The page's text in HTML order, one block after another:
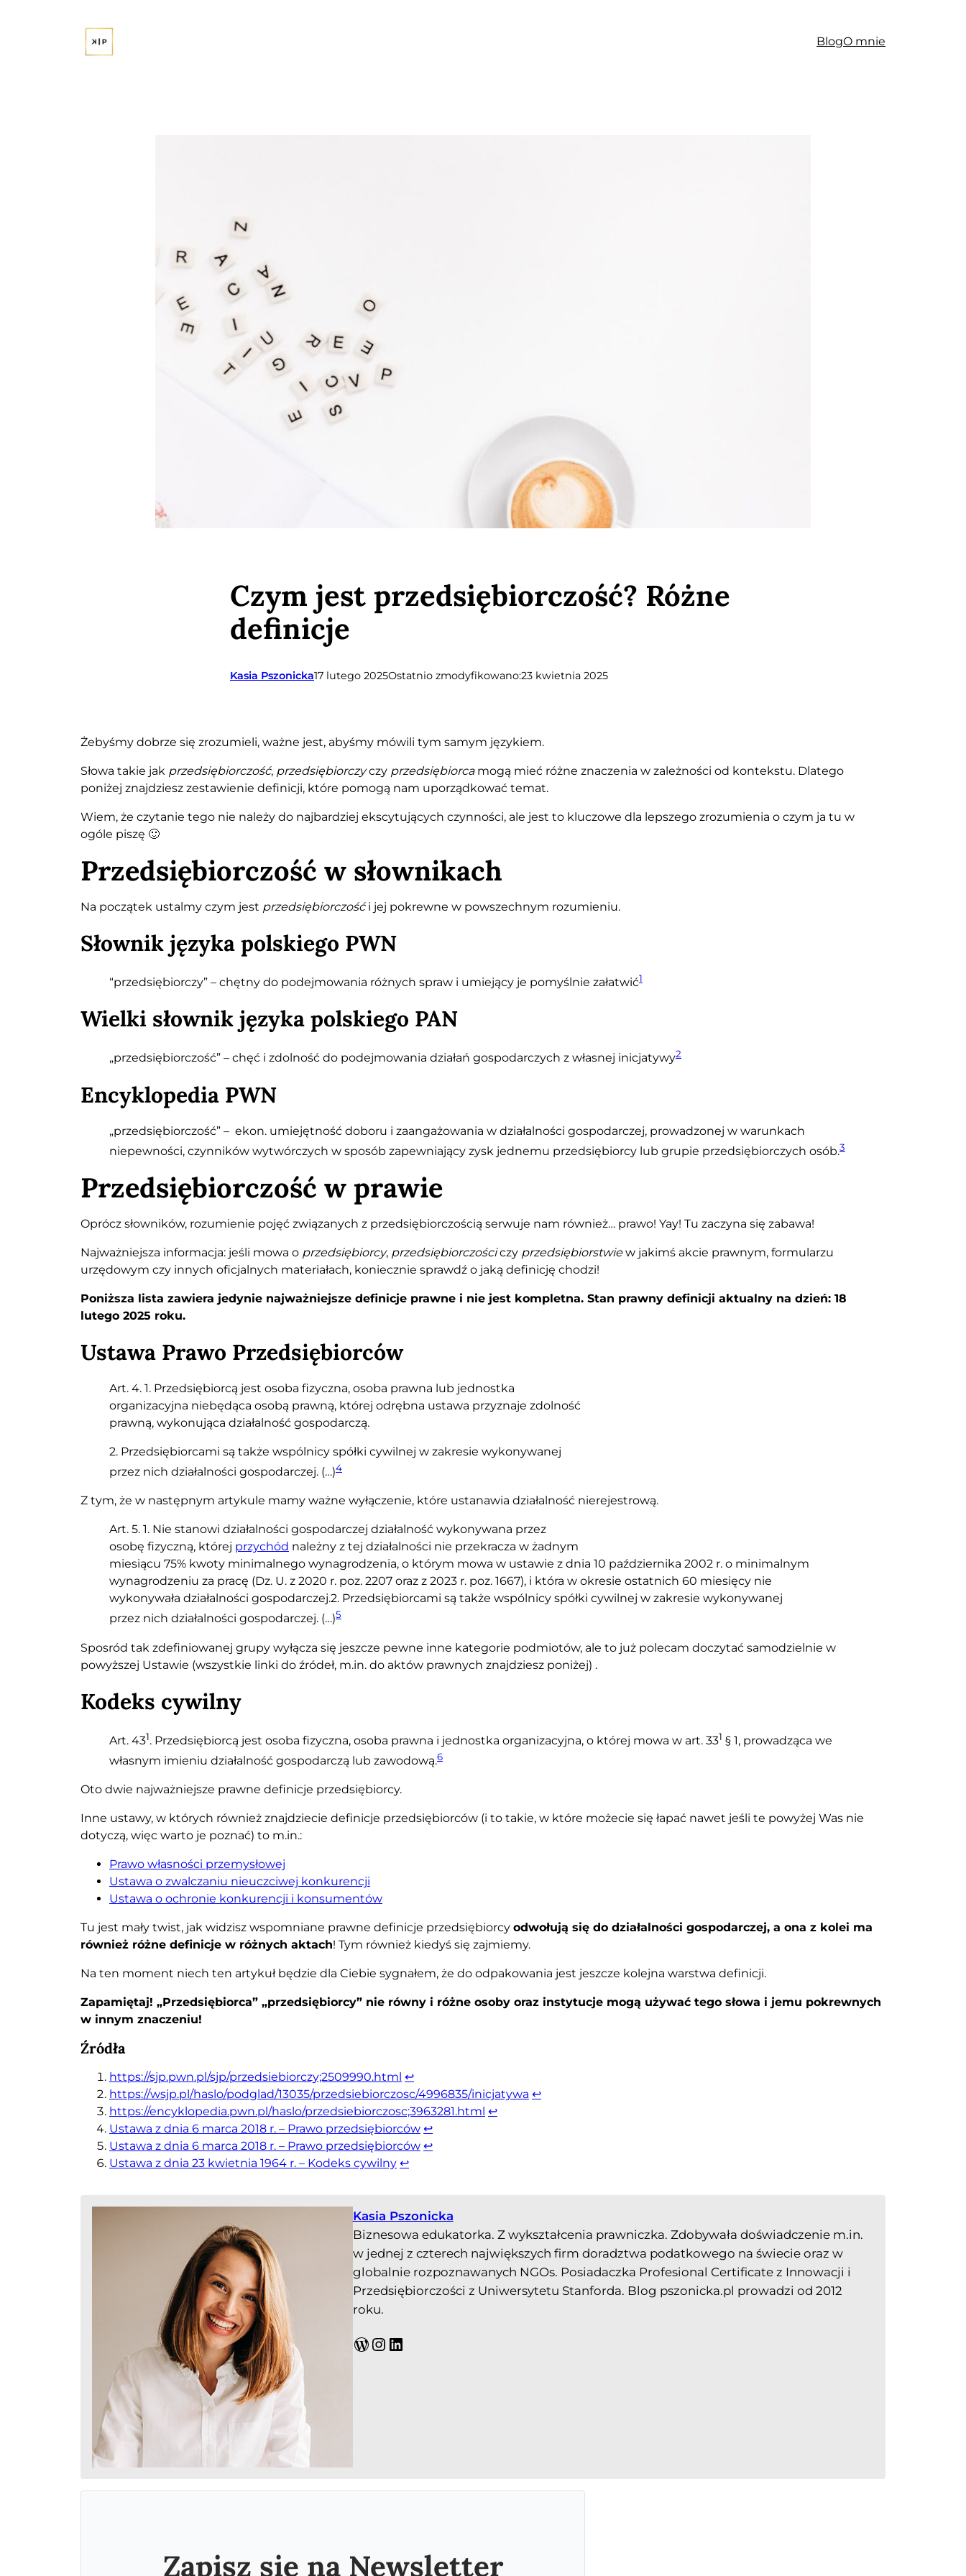
BlogO mnie
Czym jest przedsiębiorczość? Różne
definicje
Kasia Pszonicka17 lutego 2025Ostatnio zmodyfikowano:23 kwietnia 2025
Żebyśmy dobrze się zrozumieli, ważne jest, abyśmy mówili tym samym językiem.
Słowa takie jak przedsiębiorczość, przedsiębiorczyczy przedsiębiorcamogą mieć różne znaczenia w zależności od kontekstu. Dlatego
poniżej znajdziesz zestawienie definicji, które pomogą nam uporządkować temat.
Wiem, że czytanie tego nie należy do najbardziej ekscytujących czynności, ale jest to kluczowe dla lepszego zrozumienia o czym ja tu w
ogóle piszę 🙂
Przedsiębiorczość w słownikach
Na początek ustalmy czym jest przedsiębiorczośći jej pokrewne w powszechnym rozumieniu.
Słownik języka polskiego PWN
“przedsiębiorczy” – chętny do podejmowania różnych spraw i umiejący je pomyślnie załatwić1
Wielki słownik języka polskiego PAN
„przedsiębiorczość” – chęć i zdolność do podejmowania działań gospodarczych z własnej inicjatywy2
Encyklopedia PWN
„przedsiębiorczość” – ekon. umiejętność doboru i zaangażowania w działalności gospodarczej, prowadzonej w warunkach
niepewności, czynników wytwórczych w sposób zapewniający zysk jednemu przedsiębiorcy lub grupie przedsiębiorczych osób.3
Przedsiębiorczość w prawie
Oprócz słowników, rozumienie pojęć związanych z przedsiębiorczością serwuje nam również… prawo! Yay! Tu zaczyna się zabawa!
Najważniejsza informacja: jeśli mowa o przedsiębiorcy, przedsiębiorczościczy przedsiębiorstwiew jakimś akcie prawnym, formularzu
urzędowym czy innych oficjalnych materiałach, koniecznie sprawdź o jaką definicję chodzi!
Poniższa lista zawiera jedynie najważniejsze definicje prawne i nie jest kompletna. Stan prawny definicji aktualny na dzień: 18
lutego 2025 roku.
Ustawa Prawo Przedsiębiorców
Art. 4. 1. Przedsiębiorcą jest osoba fizyczna, osoba prawna lub jednostka
organizacyjna niebędąca osobą prawną, której odrębna ustawa przyznaje zdolność
prawną, wykonująca działalność gospodarczą.
2. Przedsiębiorcami są także wspólnicy spółki cywilnej w zakresie wykonywanej
przez nich działalności gospodarczej. (…)4
Z tym, że w następnym artykule mamy ważne wyłączenie, które ustanawia działalność nierejestrową.
Art. 5. 1. Nie stanowi działalności gospodarczej działalność wykonywana przez
osobę fizyczną, której przychód należny z tej działalności nie przekracza w żadnym
miesiącu 75% kwoty minimalnego wynagrodzenia, o którym mowa w ustawie z dnia 10 października 2002 r. o minimalnym
wynagrodzeniu za pracę (Dz. U. z 2020 r. poz. 2207 oraz z 2023 r. poz. 1667), i która w okresie ostatnich 60 miesięcy nie
wykonywała działalności gospodarczej.2. Przedsiębiorcami są także wspólnicy spółki cywilnej w zakresie wykonywanej
przez nich działalności gospodarczej. (…)5
Sposród tak zdefiniowanej grupy wyłącza się jeszcze pewne inne kategorie podmiotów, ale to już polecam doczytać samodzielnie w
powyższej Ustawie (wszystkie linki do źródeł, m.in. do aktów prawnych znajdziesz poniżej) .
Kodeks cywilny
Art. 431. Przedsiębiorcą jest osoba fizyczna, osoba prawna i jednostka organizacyjna, o której mowa w art. 331 § 1, prowadząca we
własnym imieniu działalność gospodarczą lub zawodową.6
Oto dwie najważniejsze prawne definicje przedsiębiorcy.
Inne ustawy, w których również znajdziecie definicje przedsiębiorców (i to takie, w które możecie się łapać nawet jeśli te powyżej Was nie
dotyczą, więc warto je poznać) to m.in.:
Prawo własności przemysłowej
Ustawa o zwalczaniu nieuczciwej konkurencji
Ustawa o ochronie konkurencji i konsumentów
Tu jest mały twist, jak widzisz wspomniane prawne definicje przedsiębiorcy odwołują się do działalności gospodarczej, a ona z kolei ma
również różne definicje w różnych aktach! Tym również kiedyś się zajmiemy.
Na ten moment niech ten artykuł będzie dla Ciebie sygnałem, że do odpakowania jest jeszcze kolejna warstwa definicji.
Zapamiętaj! „Przedsiębiorca” „przedsiębiorcy” nie równy i różne osoby oraz instytucje mogą używać tego słowa i jemu pokrewnych
w innym znaczeniu!
Źródła
https://sjp.pwn.pl/sjp/przedsiebiorczy;2509990.html ↩︎
https://wsjp.pl/haslo/podglad/13035/przedsiebiorczosc/4996835/inicjatywa ↩︎
https://encyklopedia.pwn.pl/haslo/przedsiebiorczosc;3963281.html ↩︎
Ustawa z dnia 6 marca 2018 r. – Prawo przedsiębiorców ↩︎
Ustawa z dnia 6 marca 2018 r. – Prawo przedsiębiorców ↩︎
Ustawa z dnia 23 kwietnia 1964 r. – Kodeks cywilny ↩︎
Kasia Pszonicka
Biznesowa edukatorka. Z wykształcenia prawniczka. Zdobywała doświadczenie m.in.
w jednej z czterech największych firm doradztwa podatkowego na świecie oraz w
globalnie rozpoznawanych NGOs. Posiadaczka Profesional Certificate z Innowacji i
Przedsiębiorczości z Uniwersytetu Stanforda. Blog pszonicka.pl prowadzi od 2012
roku.
WordPress Instagram LinkedIn
Zapisz się na Newsletter